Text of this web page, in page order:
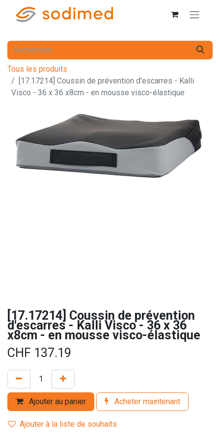
Tous les produits
[17.17214] Coussin de prévention d'escarres - Kalli
Visco - 36 x 36 x8cm - en mousse visco-élastique
[17.17214] Coussin de prévention
d'escarres - Kalli Visco - 36 x 36
x8cm - en mousse visco-élastique
CHF 137.19
Ajouter au panier Acheter maintenant
Ajouter à la liste de souhaits